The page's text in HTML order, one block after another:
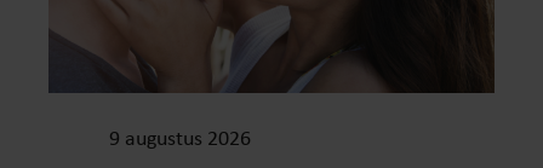
9 augustus 2026